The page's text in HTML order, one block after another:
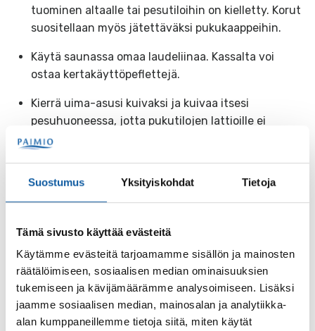
Suostumus Yksityiskohdat Tietoja
Tämä sivusto käyttää evästeitä
Käytämme evästeitä tarjoamamme sisällön ja mainosten
räätälöimiseen, sosiaalisen median ominaisuuksien
tukemiseen ja kävijämäärämme analysoimiseen. Lisäksi
jaamme sosiaalisen median, mainosalan ja analytiikka-
alan kumppaneillemme tietoja siitä, miten käytät
tuominen altaalle tai pesutiloihin on kielletty. Korut
suositellaan myös jätettäväksi pukukaappeihin.
Käytä saunassa omaa laudeliinaa. Kassalta voi
ostaa kertakäyttöpeflettejä.
Kierrä uima-asusi kuivaksi ja kuivaa itsesi
pesuhuoneessa, jotta pukutilojen lattioille ei
kulkeutuisi vettä.
Allaskäyttäytyminen
Rataköysissä roikkuminen ja kylmäaltaassa
Isossa altaassa poikittaissuuntaan uiminen ja
sukeltaminen on kiellettyä.
Veteen hyppääminen on sallittua vain siihen
merkityltä korokkeelta (koroke 1), tai muilta